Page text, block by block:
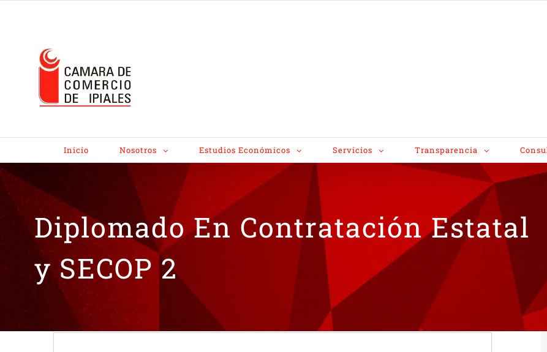
Inicio Nosotros Estudios Económicos Servicios Transparencia
Diplomado En Contratación Estatal
y SECOP 2